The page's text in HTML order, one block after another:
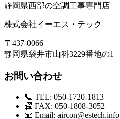
静岡県西部の空調工事専門店
株式会社イーエス・テック
〒437-0066
静岡県袋井市山科3229番地の1
お問い合わせ
📞 TEL: 050-1720-1813
📠 FAX: 050-1808-3052
📧 Email: aircon@estech.info